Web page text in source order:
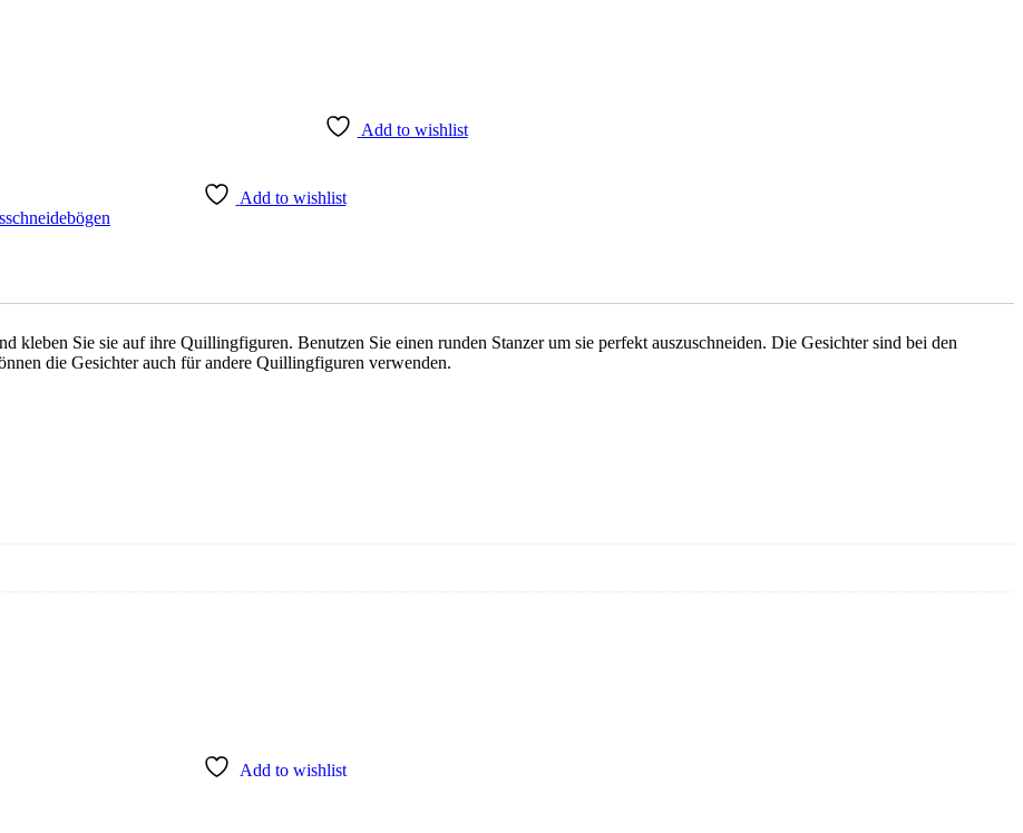
Add to wishlist
Add to wishlist
kleben Sie sie auf ihre Quillingfiguren. Benutzen Sie einen runden Stanzer um sie perfekt auszuschneiden. Die Gesichter sind bei den
die Gesichter auch für andere Quillingfiguren verwenden.
Add to wishlist